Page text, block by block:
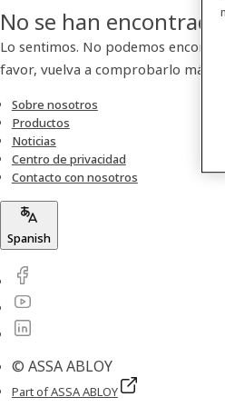
No se han encontrado
Lo sentimos. No podemos
favor, vuelva a comprobarlo más
Sobre nosotros
Productos
Noticias
Centro de privacidad
Contacto con nosotros
Spanish
© ASSA ABLOY
Part of ASSA ABLOY